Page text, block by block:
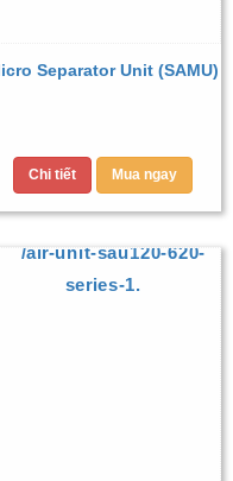
Separator Unit (SAMU)
Chi tiết Mua ngay